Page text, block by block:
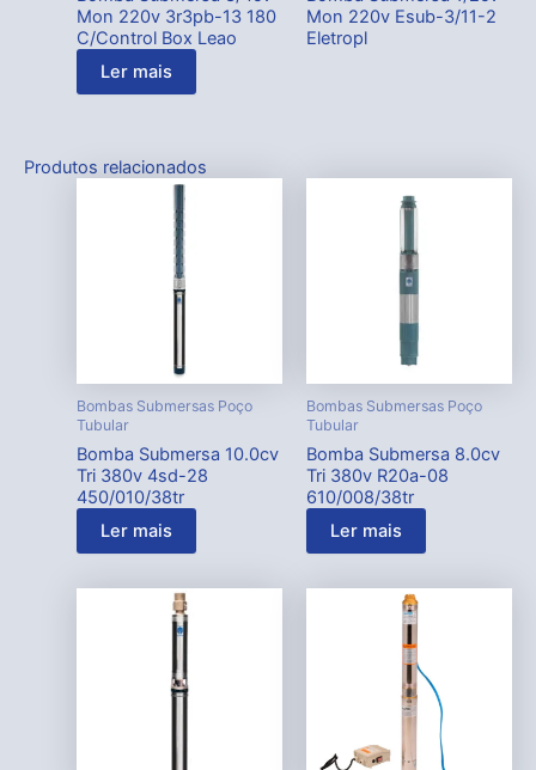
Mon 220v 3r3pb-13 180
C/Control Box Leao
Ler mais
Mon 220v Esub-3/11-2
Eletropl
Produtos relacionados
Bombas Submersas Poço
Tubular
Bomba Submersa 10.0cv
Tri 380v 4sd-28
450/010/38tr
Ler mais
Bombas Submersas Poço
Tubular
Bomba Submersa 8.0cv
Tri 380v R20a-08
610/008/38tr
Ler mais